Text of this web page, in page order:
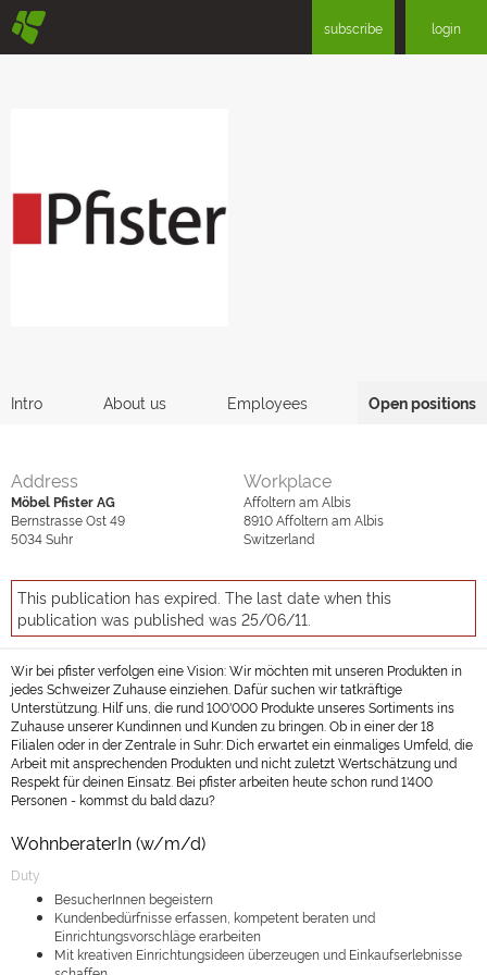
§ subscribe login
Intro About us Employees Open positions
Address
Möbel Pfister AG
Bernstrasse Ost 49
5034Suhr
Workplace
Affoltern am Albis
8910Affoltern am Albis
Switzerland
This publication has expired. The last date when this
publication was published was 25/06/11.
Wir bei pfister verfolgen eine Vision: Wir möchten mit unseren Produkten in
jedes Schweizer Zuhause einziehen. Dafür suchen wir tatkräftige
Unterstützung. Hilf uns, die rund 100'000 Produkte unseres Sortiments ins
Zuhause unserer Kundinnen und Kunden zu bringen. Ob in einer der 18
Filialen oder in der Zentrale in Suhr: Dich erwartet ein einmaliges Umfeld, die
Arbeit mit ansprechenden Produkten und nicht zuletzt Wertschätzung und
Respekt für deinen Einsatz. Bei pfister arbeiten heute schon rund 1'400
Personen - kommst du bald dazu?
WohnberaterIn (w/m/d)
Duty
BesucherInnen begeistern
Kundenbedürfnisse erfassen, kompetent beraten und
Einrichtungsvorschläge erarbeiten
Mit kreativen Einrichtungsideen überzeugen und Einkaufserlebnisse